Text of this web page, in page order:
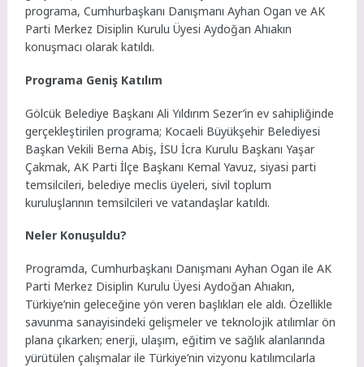
programa, Cumhurbaşkanı Danışmanı Ayhan Ogan ve AK
Parti Merkez Disiplin Kurulu Üyesi Aydoğan Ahıakın
konuşmacı olarak katıldı.
Programa Geniş Katılım
Gölcük Belediye Başkanı Ali Yıldırım Sezer’in ev sahipliğinde
gerçekleştirilen programa; Kocaeli Büyükşehir Belediyesi
Başkan Vekili Berna Abiş, İSU İcra Kurulu Başkanı Yaşar
Çakmak, AK Parti İlçe Başkanı Kemal Yavuz, siyasi parti
temsilcileri, belediye meclis üyeleri, sivil toplum
kuruluşlarının temsilcileri ve vatandaşlar katıldı.
Neler Konuşuldu?
Programda, Cumhurbaşkanı Danışmanı Ayhan Ogan ile AK
Parti Merkez Disiplin Kurulu Üyesi Aydoğan Ahıakın,
Türkiye’nin geleceğine yön veren başlıkları ele aldı. Özellikle
savunma sanayisindeki gelişmeler ve teknolojik atılımlar ön
plana çıkarken; enerji, ulaşım, eğitim ve sağlık alanlarında
yürütülen çalışmalar ile Türkiye’nin vizyonu katılımcılarla